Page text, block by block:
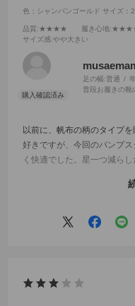
色：シャンパンゴールド サイズ：
品質:★★★★ 履き心地
サイズ感:やや大きい
足の幅:普通
普段お履きの靴
以前に、帆布の柄のタイプ
好きですが、今回のパンプ
く快適でした。星一つ減ら